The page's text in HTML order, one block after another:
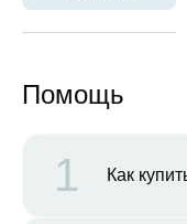
Помощь
1 Как